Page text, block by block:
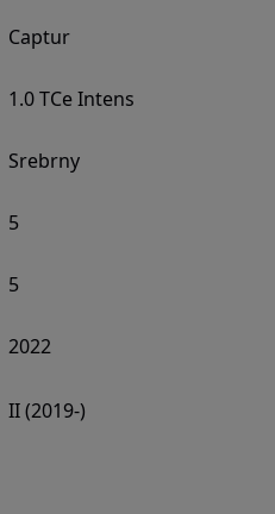
Captur
1.0 TCe Intens
Srebrny
5
5
2022
II (2019-)